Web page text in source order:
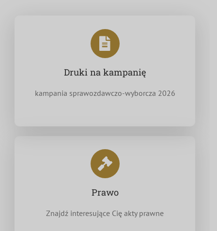
Druki na kampanię
kampania sprawozdawczo-wyborcza 2026
Prawo
Znajdź interesujące Cię akty prawne